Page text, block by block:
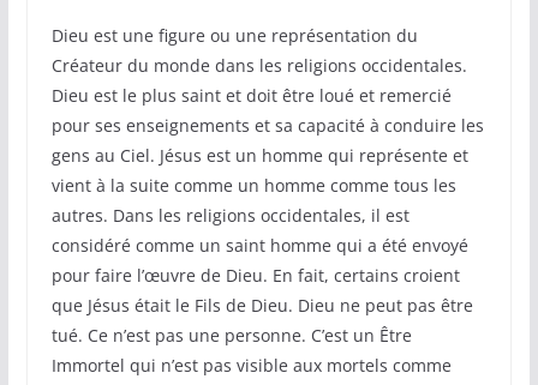
Dieu est une figure ou une représentation du
Créateur du monde dans les religions occidentales.
Dieu est le plus saint et doit être loué et remercié
pour ses enseignements et sa capacité à conduire les
gens au Ciel. Jésus est un homme qui représente et
vient à la suite comme un homme comme tous les
autres. Dans les religions occidentales, il est
considéré comme un saint homme qui a été envoyé
pour faire l’œuvre de Dieu. En fait, certains croient
que Jésus était le Fils de Dieu. Dieu ne peut pas être
tué. Ce n’est pas une personne. C’est un Être
Immortel qui n’est pas visible aux mortels comme